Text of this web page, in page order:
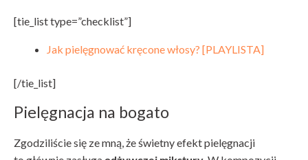
[tie_list type=”checklist”]
Jak pielęgnować kręcone włosy? [PLAYLISTA]
[/tie_list]
Pielęgnacja na bogato
Zgodziliście się ze mną, że świetny efekt pielęgnacji